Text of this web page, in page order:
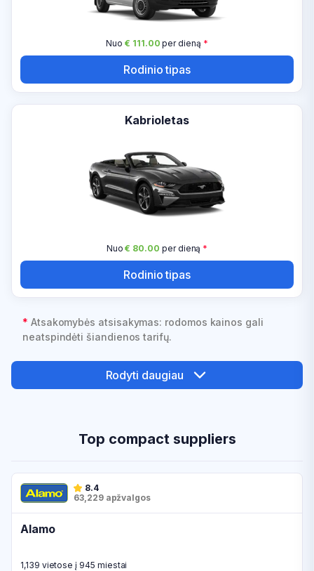
Nuo € 111.00 per dieną *
Rodinio tipas
Kabrioletas
Nuo€ 80.00 per dieną *
Rodinio tipas
* Atsakomybės atsisakymas: rodomos kainos gali
neatspindėti šiandienos tarifų.
Rodyti daugiau
Top compact suppliers
8.4
63,229 apžvalgos
Alamo
1,139 vietose į 945 miestai